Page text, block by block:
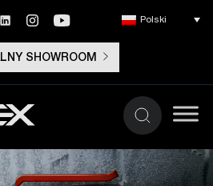
SHOWROOM
Polski